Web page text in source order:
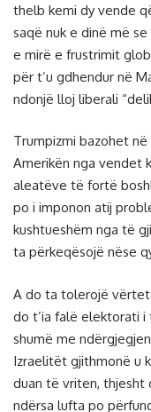
thelb kemi dy vende
saqë nuk e dinë më
e mirë e frustrimit
për t’u gdhendur në
ndonjë lloj liberali
Trumpizmi bazohet
Amerikën nga vendet
aleatëve të fortë
po i imponon atij
kushtueshëm nga të
ta përkeqësojë nëse
A do ta tolerojë vërtet
do t’ia falë elektorati
shumë me
Izraelitët gjithmonë u
duan të vriten, thjesht
ndërsa lufta po